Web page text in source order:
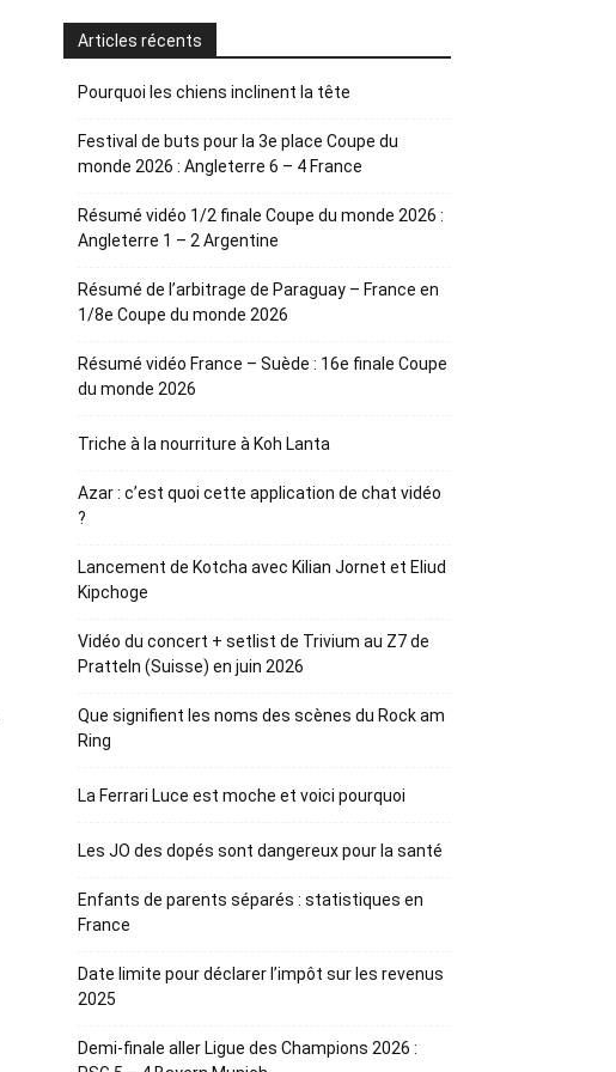
Articles récents
Pourquoi les chiens inclinent la tête
Festival de buts pour la 3e place Coupe du
monde 2026 : Angleterre 6 – 4 France
Résumé vidéo 1/2 finale Coupe du monde 2026 :
Angleterre 1 – 2 Argentine
Résumé de l’arbitrage de Paraguay – France en
1/8e Coupe du monde 2026
Résumé vidéo France – Suède : 16e finale Coupe
du monde 2026
Triche à la nourriture à Koh Lanta
Azar : c’est quoi cette application de chat vidéo
?
Lancement de Kotcha avec Kilian Jornet et Eliud
Kipchoge
Vidéo du concert + setlist de Trivium au Z7 de
Pratteln (Suisse) en juin 2026
Que signifient les noms des scènes du Rock am
Ring
La Ferrari Luce est moche et voici pourquoi
Les JO des dopés sont dangereux pour la santé
Enfants de parents séparés : statistiques en
France
Date limite pour déclarer l’impôt sur les revenus
2025
Demi-finale aller Ligue des Champions 2026 :